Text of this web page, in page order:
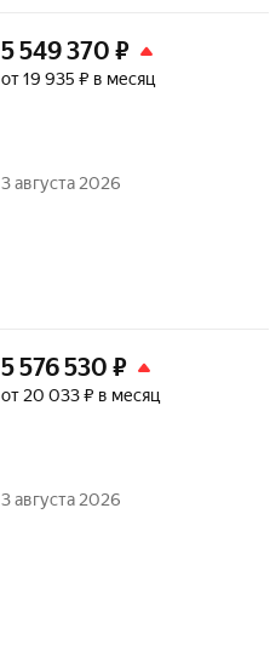
5 549 370 ₽
от 19 935 ₽ в месяц
3 августа 2026
5 576 530 ₽
от 20 033 ₽ в месяц
3 августа 2026